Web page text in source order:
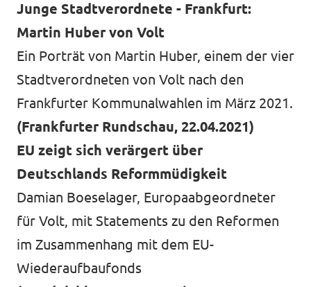
Junge Stadtverordnete - Frankfurt:
Martin Huber von Volt
Ein Porträt von Martin Huber, einem der vier
Stadtverordneten von Volt nach den
Frankfurter Kommunalwahlen im März 2021.
(Frankfurter Rundschau, 22.04.2021)
EU zeigt sich verärgert über
Deutschlands Reformmüdigkeit
Damian Boeselager, Europaabgeordneter
für Volt, mit Statements zu den Reformen
im Zusammenhang mit dem EU-
Wiederaufbaufonds